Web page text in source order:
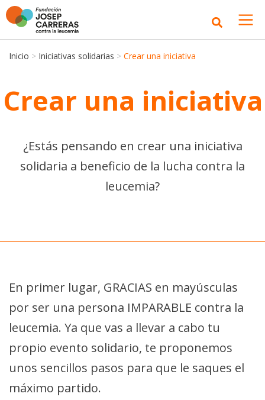
Inicio > Iniciativas solidarias > Crear una iniciativa
Crear una iniciativa
¿Estás pensando en crear una iniciativa
solidaria a beneficio de la lucha contra la
leucemia?
En primer lugar, GRACIAS en mayúsculas
por ser una persona IMPARABLE contra la
leucemia. Ya que vas a llevar a cabo tu
propio evento solidario, te proponemos
unos sencillos pasos para que le saques el
máximo partido.